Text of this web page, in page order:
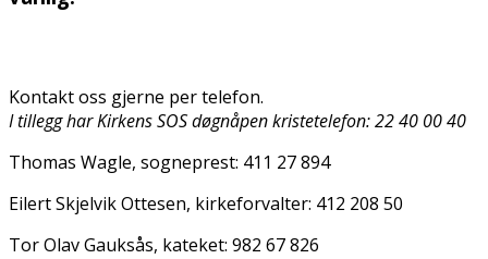
Kontakt oss gjerne per telefon.
I tillegg har Kirkens SOS døgnåpen kristetelefon: 22 40 00 40
Thomas Wagle, sogneprest: 411 27 894
Eilert Skjelvik Ottesen, kirkeforvalter: 412 208 50
Tor Olav Gauksås, kateket: 982 67 826